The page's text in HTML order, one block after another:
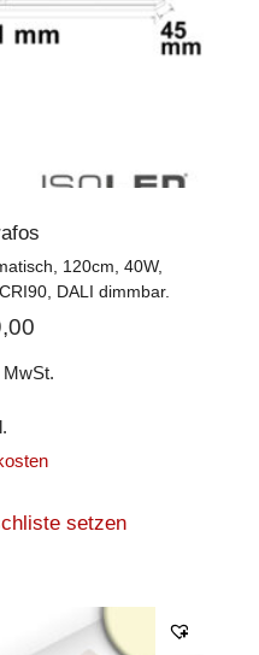
120cm, 40W,
DALI dimmbar.
MwSt.
setzen